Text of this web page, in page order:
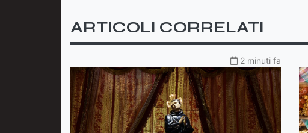
ARTICOLI CORRELATI
2 minuti fa